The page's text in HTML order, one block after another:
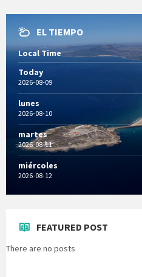
EL TIEMPO
Local Time
Today
2026-08-09
lunes
2026-08-10
martes
2026-08-11
miércoles
2026-08-12
FEATURED POST
There are no posts